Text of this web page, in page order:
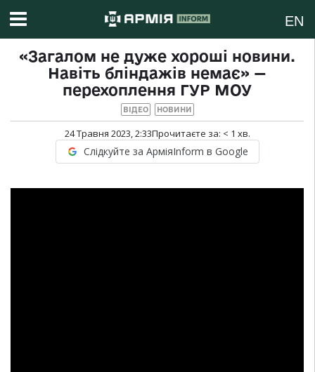
EN
«Загалом не дуже хороші новини.
Навіть бліндажів немає» —
перехоплення ГУР МОУ
ВІДЕО НОВИНИ
24 Травня 2023, 2:33Прочитаєте за: < 1 хв.
Слідкуйте за АрміяInform в Google